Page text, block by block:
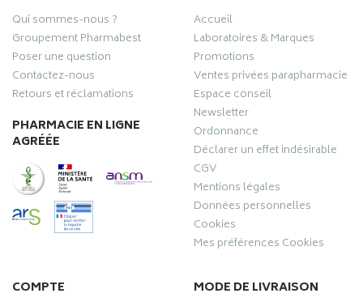
Qui sommes-nous ?
Groupement Pharmabest
Poser une question
Contactez-nous
Retours et réclamations
PHARMACIE EN LIGNE
AGRÉÉE
Accueil
Laboratoires & Marques
Promotions
Ventes privées parapharmacie
Espace conseil
Newsletter
Ordonnance
Déclarer un effet indésirable
CGV
Mentions légales
Données personnelles
Cookies
Mes préférences Cookies
COMPTE MODE DE LIVRAISON